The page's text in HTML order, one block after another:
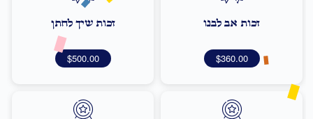
זכות אב לבנו
$360.00
זכות שיך לחתן
$500.00